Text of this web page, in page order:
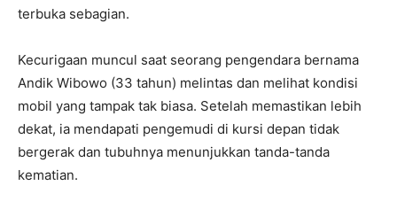
terbuka sebagian.
Kecurigaan muncul saat seorang pengendara bernama
Andik Wibowo (33 tahun) melintas dan melihat kondisi
mobil yang tampak tak biasa. Setelah memastikan lebih
dekat, ia mendapati pengemudi di kursi depan tidak
bergerak dan tubuhnya menunjukkan tanda-tanda
kematian.